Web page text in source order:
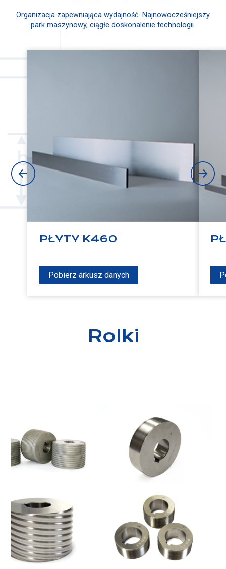
Organizacja zapewniająca wydajność. Najnowocześniejszy
park maszynowy, ciągłe doskonalenie technologii.
PŁYTY K460
Pobierz arkusz danych
Rolki